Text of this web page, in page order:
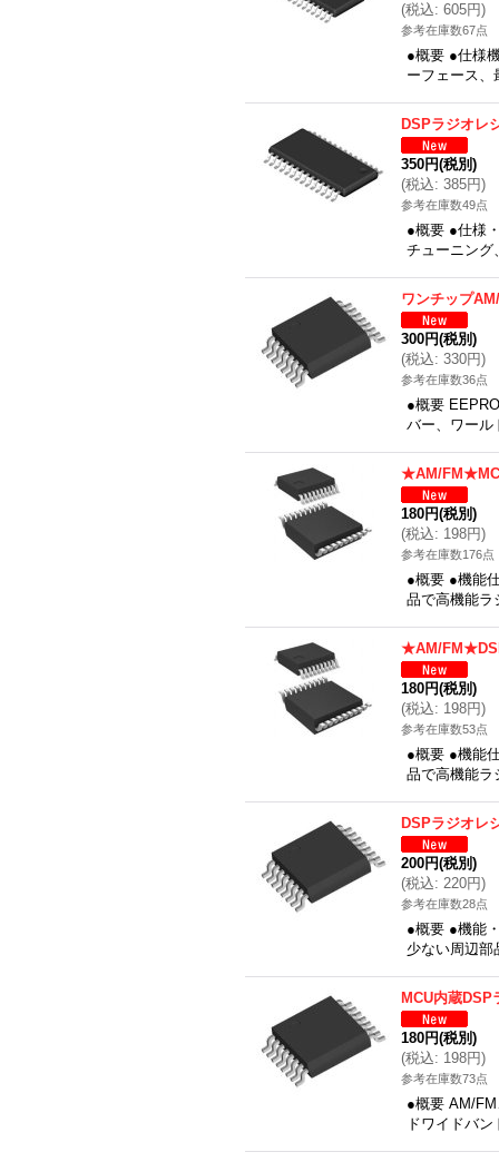
(税込: 605円)
参考在庫数67点
●概要 ●仕様
ーフェース
DSPラジオレ
350円(税別)
(税込: 385円)
参考在庫数49点
●概要 ●仕様
チューニング
ワンチップ
300円(税別)
(税込: 330円)
参考在庫数36点
●概要
バー、ワール
★AM/
180円(税別)
(税込: 198円)
参考在庫数176点
●概要 ●機能
品で高機能ラ
★AM/
180円(税別)
(税込: 198円)
参考在庫数53点
●概要 ●機能
品で高機能ラ
DSPラジオ
200円(税別)
(税込: 220円)
参考在庫数28点
●概要 ●機能
少ない周辺
MCU内蔵DSP
180円(税別)
(税込: 198円)
参考在庫数73点
●概要 AM/
ドワイドバ